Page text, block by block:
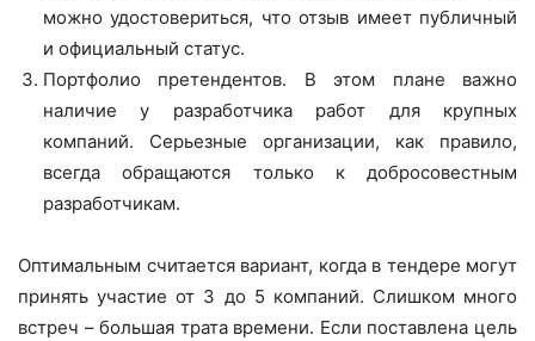
можно удостовериться, что отзыв имеет публичный
и официальный статус.
Портфолио претендентов. В этом плане важно
наличие у разработчика работ для крупных
компаний. Серьезные организации, как правило,
всегда обращаются только к добросовестным
разработчикам.
Оптимальным считается вариант, когда в тендере могут
принять участие от 3 до 5 компаний. Слишком много
встреч – большая трата времени. Если поставлена цель